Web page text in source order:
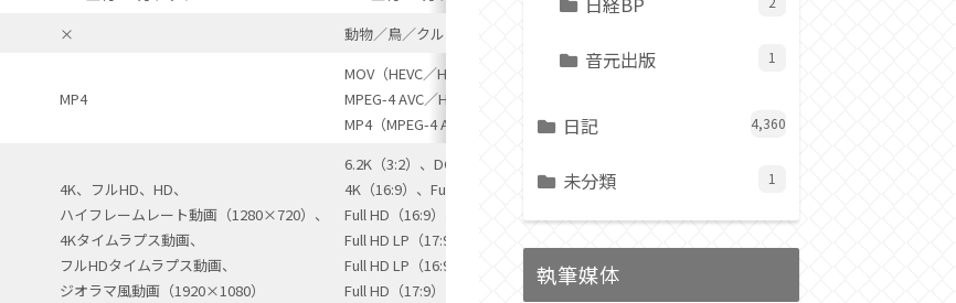
× 動物／鳥／クルマ／バイク&自転車／飛行機／電車
MP4
MOV（HEVC／H.265、
MPEG-4 AVC／H.264）
MP4（MPEG-4 AVC／H.264）
4K、フルHD、HD、
ハイフレームレート動画（1280×720）、
4Kタイムラプス動画、
フルHDタイムラプス動画、
ジオラマ風動画（1920×1080）
6.2K（3:2）、DCI4K（17:9）、
4K（16:9）、Full HD（17:9）、
Full HD（16:9）、
Full HD LP（17:9）、
Full HD LP（16:9）、
Full HD（17:9）ハイスピード動画、
XAVC S HD、XAVC S-I 4K、
XAVC S-I HD、
音元出版 1
日記 4,360
未分類 1
執筆媒体